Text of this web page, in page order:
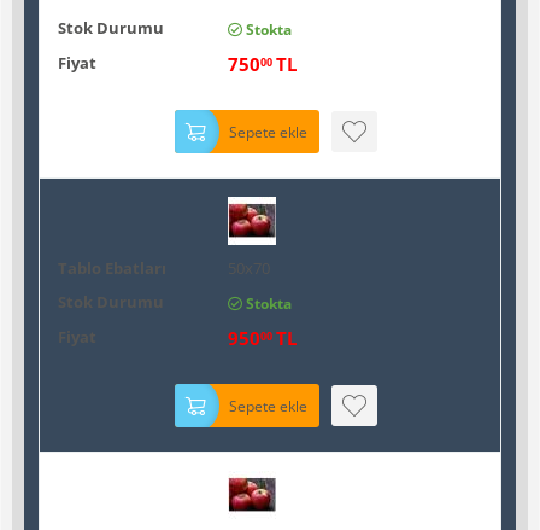
Stok Durumu
Stokta
Fiyat 75000 TL
Sepete ekle
Tablo Ebatları
50x70
Stok Durumu
Stokta
Fiyat 95000 TL
Sepete ekle